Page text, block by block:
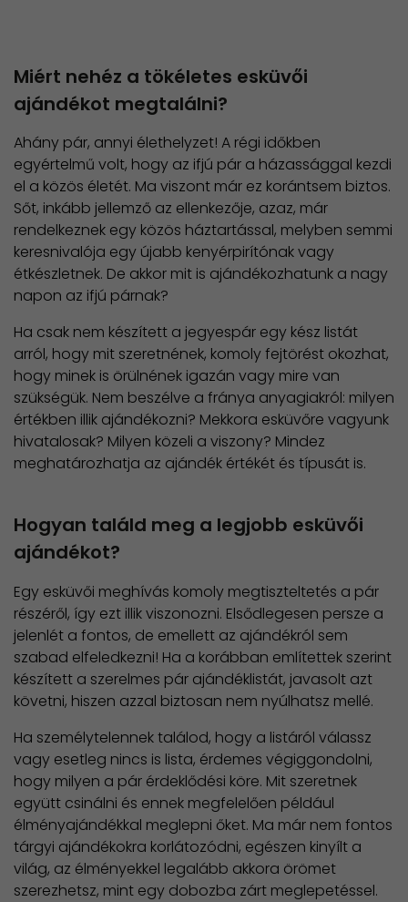
Miért nehéz a tökéletes esküvői
ajándékot megtalálni?
Ahány pár, annyi élethelyzet! A régi időkben
egyértelmű volt, hogy az ifjú pár a házassággal kezdi
el a közös életét. Ma viszont már ez korántsem biztos.
Sőt, inkább jellemző az ellenkezője, azaz, már
rendelkeznek egy közös háztartással, melyben semmi
keresnivalója egy újabb kenyérpirítónak vagy
étkészletnek. De akkor mit is ajándékozhatunk a nagy
napon az ifjú párnak?
Ha csak nem készített a jegyespár egy kész listát
arról, hogy mit szeretnének, komoly fejtörést okozhat,
hogy minek is örülnének igazán vagy mire van
szükségük. Nem beszélve a fránya anyagiakról: milyen
értékben illik ajándékozni? Mekkora esküvőre vagyunk
hivatalosak? Milyen közeli a viszony? Mindez
meghatározhatja az ajándék értékét és típusát is.
Hogyan találd meg a legjobb esküvői
ajándékot?
Egy esküvői meghívás komoly megtiszteltetés a pár
részéről, így ezt illik viszonozni. Elsődlegesen persze a
jelenlét a fontos, de emellett az ajándékról sem
szabad elfeledkezni! Ha a korábban említettek szerint
készített a szerelmes pár ajándéklistát, javasolt azt
követni, hiszen azzal biztosan nem nyúlhatsz mellé.
Ha személytelennek találod, hogy a listáról válassz
vagy esetleg nincs is lista, érdemes végiggondolni,
hogy milyen a pár érdeklődési köre. Mit szeretnek
együtt csinálni és ennek megfelelően például
élményajándékkal meglepni őket. Ma már nem fontos
tárgyi ajándékokra korlátozódni, egészen kinyílt a
világ, az élményekkel legalább akkora örömet
szerezhetsz, mint egy dobozba zárt meglepetéssel.